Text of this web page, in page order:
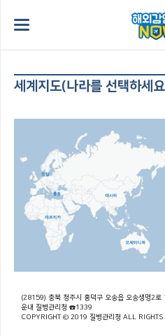
세계지도(나라를 선택하세
(28159) 충북 청주시 흥덕구 오송읍 오송생명2로
운내 질병관리청 ☎1339
COPYRIGHT © 2019 질병관리청 ALL RIGHTS